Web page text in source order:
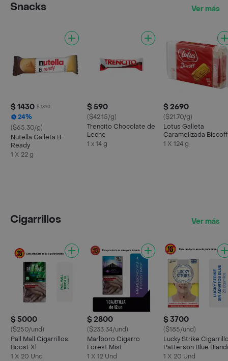
Snacks Ver más
$ 1430 $ 1890
24%
($65.30/g)
Nutella Galleta B-
Ready
1 X 22 g
$ 590
($42.15/g)
Trencito Chocolate de
Leche
1 x 14 g
$ 2690
($21.70/g)
Lotus Galleta
Caramelizada Biscoff
1 X 124 g
Cigarrillos Ver más
$ 5000
($250/und)
Pall Mall Cigarrillos
Boost Xl
1 X 20 Und
$ 2800
($233.34/und)
Marlboro Cigarro
Forest Mist
1 X 12 Und
$ 3700
($185/und)
Lucky Strike
Patterson Blue
1 X 20 Und